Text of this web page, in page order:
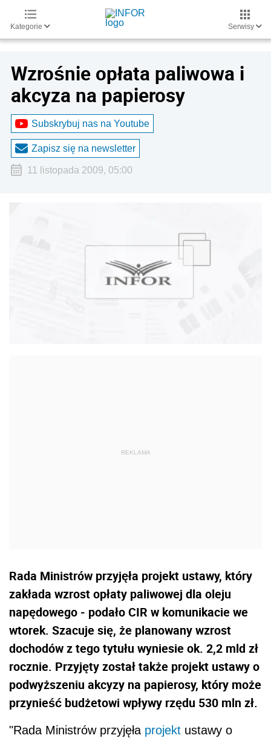
Kategorie Serwisy
Wzrośnie opłata paliwowa i
akcyza na papierosy
Subskrybuj nas na Youtube
Zapisz się na newsletter
11 listopada 2009, 05:00
Rada Ministrów przyjęła projekt ustawy, który
zakłada wzrost opłaty paliwowej dla oleju
napędowego - podało CIR w komunikacie we
wtorek. Szacuje się, że planowany wzrost
dochodów z tego tytułu wyniesie ok. 2,2 mld zł
rocznie. Przyjęty został także projekt ustawy o
podwyższeniu akcyzy na papierosy, który może
przynieść budżetowi wpływy rzędu 530 mln zł.
"Rada Ministrów przyjęła projekt ustawy o